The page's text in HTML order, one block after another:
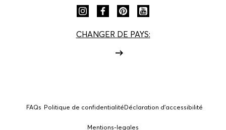
CHANGER DE PAYS:
FAQs Politique de confidentialitéDéclaration d'accessibilité
Mentions-legales